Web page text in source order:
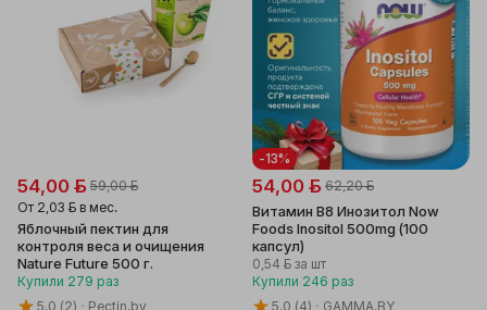
54,00 ƃ 59,00 ƃ
От 2,03 ƃ в мес.
Яблочный пектин для
контроля веса и очищения
Nature Future 500 г.
Купили 279 раз
5.0 (2)
Pectin.by
-13%
54,00 ƃ 62,20 ƃ
Витамин B8 Инозитол Now
Foods Inositol 500mg (100
капсул)
0,54 ƃ за шт
Купили 246 раз
5.0 (4)
GAMMA.BY